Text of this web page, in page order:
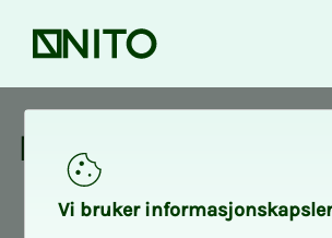
Forsiden
Med­­­­­lems­­­for­­­de­­­ler
Vi bru­­­ker